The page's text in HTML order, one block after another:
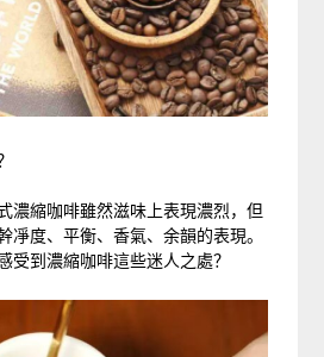
濃縮咖啡雖然滋味上表現濃烈，但
凈度、平衡、香氣、余韻的表現。
受到濃縮咖啡這些迷人之處？